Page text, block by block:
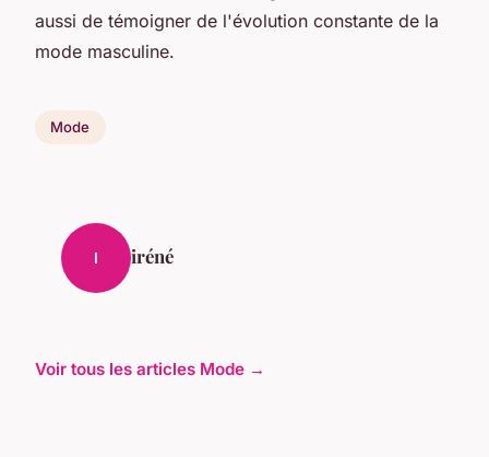
aussi de témoigner de l'évolution constante de la
mode masculine.
Mode
I iréné
Voir tous les articles Mode →